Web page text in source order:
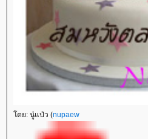
โดย: นู๋แป๋ว (nupaew